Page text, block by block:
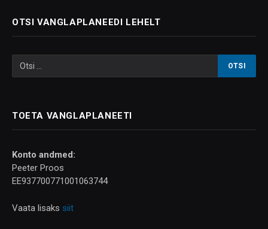
OTSI VANGLAPLANEEDI LEHELT
TOETA VANGLAPLANEETI
Konto andmed:
Peeter Proos
EE937700771001063744
Vaata lisaks siit